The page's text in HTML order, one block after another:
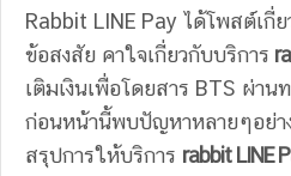
Rabbit LINE Pay ได้โพสต์เกี่
ข้อสงสัย คาใจเกี่ยวกับบริการ
เติมเงินเพื่อโดยสาร BTS ผ่าน
ก่อนหน้านี้พบปัญหาหลายๆอย่า
สรุปการให้บริการ rabbit LINE